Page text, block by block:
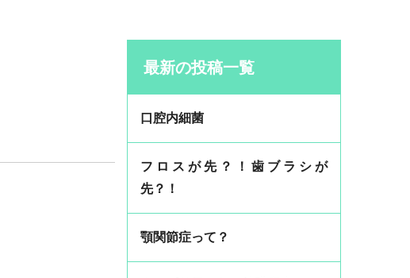
最新の投稿一覧
口腔内細菌
フロスが先？！歯ブラシが
先？！
顎関節症って？